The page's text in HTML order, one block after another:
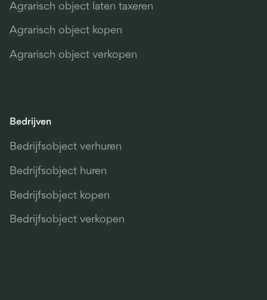
Agrarisch object laten taxeren
Agrarisch object kopen
Agrarisch object verkopen
Bedrijven
Bedrijfsobject verhuren
Bedrijfsobject huren
Bedrijfsobject kopen
Bedrijfsobject verkopen